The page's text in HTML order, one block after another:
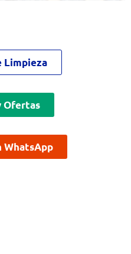
Limpieza
Ofertas
WhatsApp